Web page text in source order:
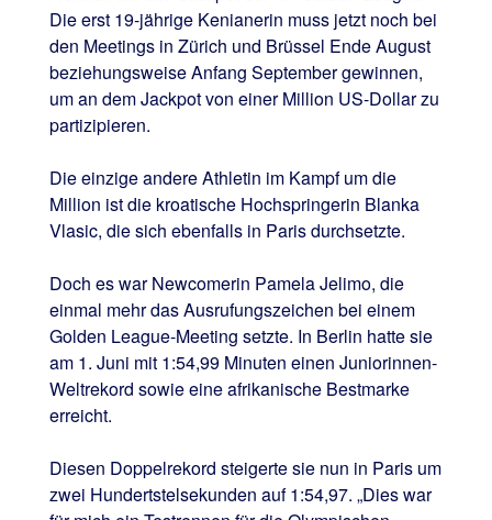
Die erst 19-jährige Kenianerin muss jetzt noch bei
den Meetings in Zürich und Brüssel Ende August
beziehungsweise Anfang September gewinnen,
um an dem Jackpot von einer Million US-Dollar zu
partizipieren.
Die einzige andere Athletin im Kampf um die
Million ist die kroatische Hochspringerin Blanka
Vlasic, die sich ebenfalls in Paris durchsetzte.
Doch es war Newcomerin Pamela Jelimo, die
einmal mehr das Ausrufungszeichen bei einem
Golden League-Meeting setzte. In Berlin hatte sie
am 1. Juni mit 1:54,99 Minuten einen Juniorinnen-
Weltrekord sowie eine afrikanische Bestmarke
erreicht.
Diesen Doppelrekord steigerte sie nun in Paris um
zwei Hundertstelsekunden auf 1:54,97. „Dies war